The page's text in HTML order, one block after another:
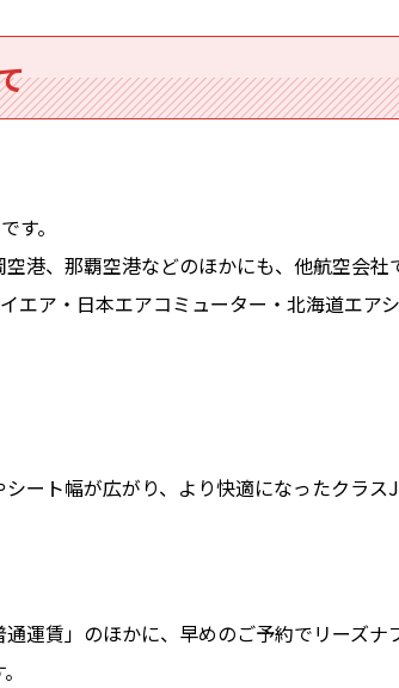
す。
港、那覇空港などのほかにも、他航空会
エア・日本エアコミューター・北海道エ
ート幅が広がり、より快適になったクラスJ
運賃」のほかに、早めのご予約でリーズ